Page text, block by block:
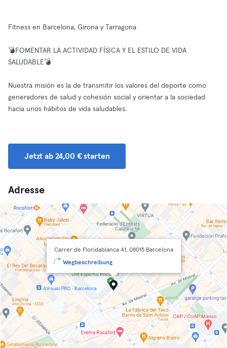
Fitness en Barcelona, Girona y Tarragona
💣FOMENTAR LA ACTIVIDAD FÍSICA Y EL ESTILO DE VIDA
SALUDABLE💣
Nuestra misión es la de transmitir los valores del deporte como
generadores de salud y cohesión social y orientar a la sociedad
hacia unos hábitos de vida saludables.
Jetzt ab 24,00 € starten
Adresse
Carrer de Floridablanca 41, 08015 Barcelona
Wegbeschreibung